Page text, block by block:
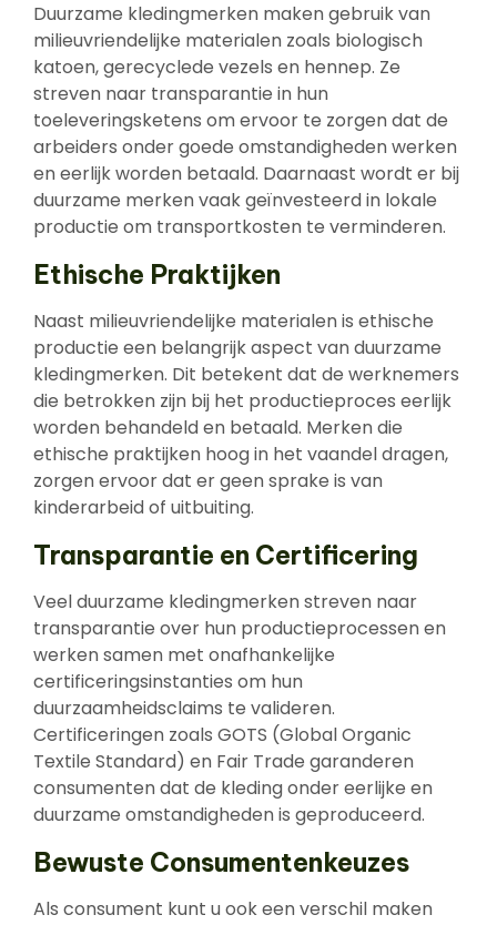
Duurzame kledingmerken maken gebruik van
milieuvriendelijke materialen zoals biologisch
katoen, gerecyclede vezels en hennep. Ze
streven naar transparantie in hun
toeleveringsketens om ervoor te zorgen dat de
arbeiders onder goede omstandigheden werken
en eerlijk worden betaald. Daarnaast wordt er bij
duurzame merken vaak geïnvesteerd in lokale
productie om transportkosten te verminderen.
Ethische Praktijken
Naast milieuvriendelijke materialen is ethische
productie een belangrijk aspect van duurzame
kledingmerken. Dit betekent dat de werknemers
die betrokken zijn bij het productieproces eerlijk
worden behandeld en betaald. Merken die
ethische praktijken hoog in het vaandel dragen,
zorgen ervoor dat er geen sprake is van
kinderarbeid of uitbuiting.
Transparantie en Certificering
Veel duurzame kledingmerken streven naar
transparantie over hun productieprocessen en
werken samen met onafhankelijke
certificeringsinstanties om hun
duurzaamheidsclaims te valideren.
Certificeringen zoals GOTS (Global Organic
Textile Standard) en Fair Trade garanderen
consumenten dat de kleding onder eerlijke en
duurzame omstandigheden is geproduceerd.
Bewuste Consumentenkeuzes
Als consument kunt u ook een verschil maken